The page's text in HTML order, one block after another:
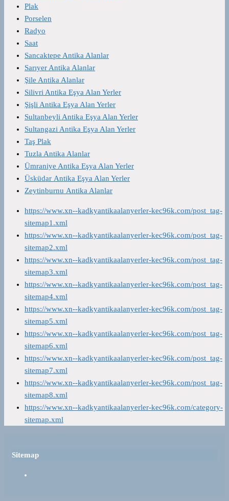
Plak
Porselen
Radyo
Saat
Sancaktepe Antika Alanlar
Sarıyer Antika Alanlar
Şile Antika Alanlar
Silivri Antika Eşya Alan Yerler
Şişli Antika Eşya Alan Yerler
Sultanbeyli Antika Eşya Alan Yerler
Sultangazi Antika Eşya Alan Yerler
Taş Plak
Tuzla Antika Alanlar
Ümraniye Antika Eşya Alan Yerler
Üsküdar Antika Eşya Alan Yerler
Zeytinburnu Antika Alanlar
https://www.xn--kadkyantikaalanyerler-kec96k.com/post_tag-
sitemap1.xml
https://www.xn--kadkyantikaalanyerler-kec96k.com/post_tag-
sitemap2.xml
https://www.xn--kadkyantikaalanyerler-kec96k.com/post_tag-
sitemap3.xml
https://www.xn--kadkyantikaalanyerler-kec96k.com/post_tag-
sitemap4.xml
https://www.xn--kadkyantikaalanyerler-kec96k.com/post_tag-
sitemap5.xml
https://www.xn--kadkyantikaalanyerler-kec96k.com/post_tag-
sitemap6.xml
https://www.xn--kadkyantikaalanyerler-kec96k.com/post_tag-
sitemap7.xml
https://www.xn--kadkyantikaalanyerler-kec96k.com/post_tag-
sitemap8.xml
https://www.xn--kadkyantikaalanyerler-kec96k.com/category-
sitemap.xml
Sitemap